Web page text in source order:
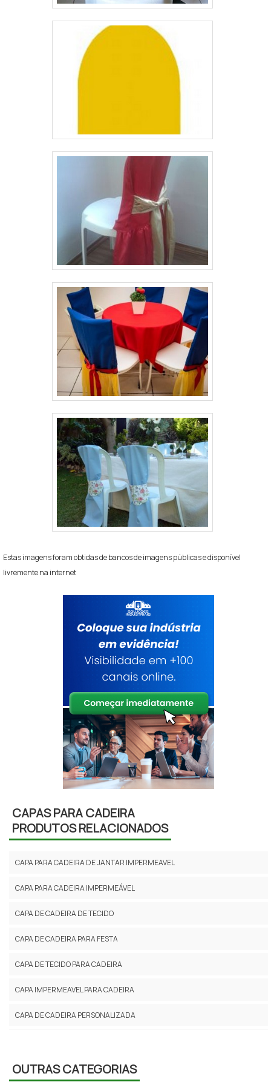
Estas imagens foram obtidas de bancos de imagens públicas e disponível
livremente na internet
CAPAS PARA CADEIRA
PRODUTOS RELACIONADOS
CAPA PARA CADEIRA DE JANTAR IMPERMEAVEL
CAPA PARA CADEIRA IMPERMEÁVEL
CAPA DE CADEIRA DE TECIDO
CAPA DE CADEIRA PARA FESTA
CAPA DE TECIDO PARA CADEIRA
CAPA IMPERMEAVEL PARA CADEIRA
CAPA DE CADEIRA PERSONALIZADA
CAPA IMPERMEAVEL PARA CADEIRA DE JANTAR
OUTRAS CATEGORIAS